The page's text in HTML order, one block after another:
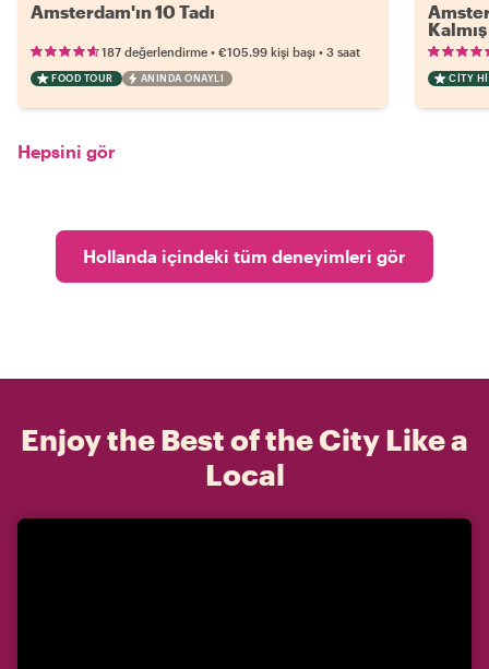
Amsterdam'ın 10 Tadı
187 değerlendirme • €105.99 kişi başı • 3 saat
FOOD TOUR ANINDA ONAYLI CITY
Hepsini gör
Hollanda içindeki tüm deneyimleri gör
Enjoy the Best of the City Like a
Local